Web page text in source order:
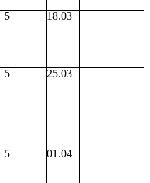
5 18.03
5 25.03
5 01.04